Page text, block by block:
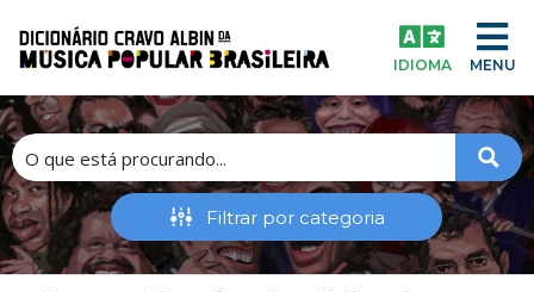
IDIOMA MENU